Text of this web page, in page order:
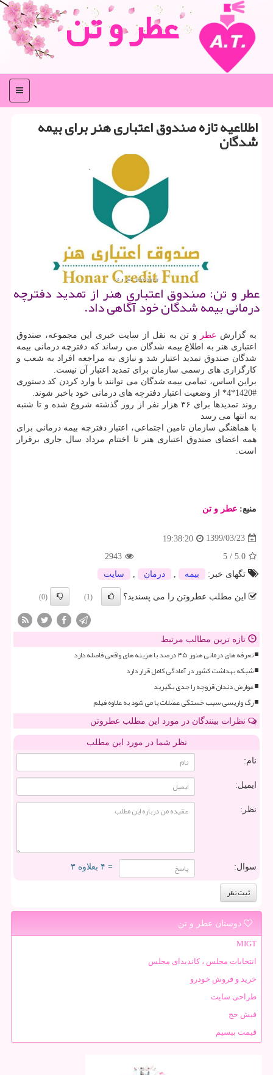
عطر و تن
منو
اطلاعیه تازه صندوق اعتباری هنر برای بیمه
شدگان
عطر و تن: صندوق اعتباری هنر از تمدید دفترچه
درمانی بیمه شدگان خود آگاهی داد.
به گزارش عطر
و تن به نقل از سایت خبری این مجموعه، صندوق
اعتباری هنر به اطلاع بیمه شدگان می رساند که دفترچه درمانی بیمه
شدگان صندوق تمدید اعتبار شد و نیازی به مراجعه افراد به شعب و
کارگزاری های رسمی سازمان برای تمدید اعتبار آن نیست.
براین اساس، تمامی بیمه شدگان می توانند با وارد کردن کد دستوری
#1420*4* از وضعیت اعتبار دفترچه های درمانی خود باخبر شوند.
روند تمدیدها برای ۳۶ هزار نفر از روز گذشته شروع شده و تا شنبه
به انتها می رسد
با هماهنگی سازمان تامین اجتماعی، اعتبار دفترچه بیمه درمانی برای
همه اعضای صندوق اعتباری هنر تا اختتام مرداد سال جاری برقرار
است.
منبع: عطر و تن
1399/03/23
19:38:20
5.0
/
5
2943
تگهای خبر:
بیمه , درمان , سایت
این مطلب عطروتن را می پسندید؟ (1)
(0)
تازه ترین مطالب مرتبط
تعرفه های درمانی هنوز ۴۵ درصد با هزینه های واقعی فاصله دارد
شبکه بهداشت کشور در آمادگی کامل قرار دارد
عوارض دندان قروچه را جدی بگیرید
رگ واریسی سبب خستگی عضلات پا می شود به علاوه فیلم
نظرات بینندگان در مورد این مطلب عطروتن
نظر شما در مورد این مطلب
نام:
ایمیل:
نظر:
سوال: = ۴ بعلاوه ۳
دوستان عطر و تن
MIGT
انتخابات مجلس ، کاندیدای مجلس
خرید و فروش خودرو
طراحی سایت
فیش حج
قیمت بیسیم